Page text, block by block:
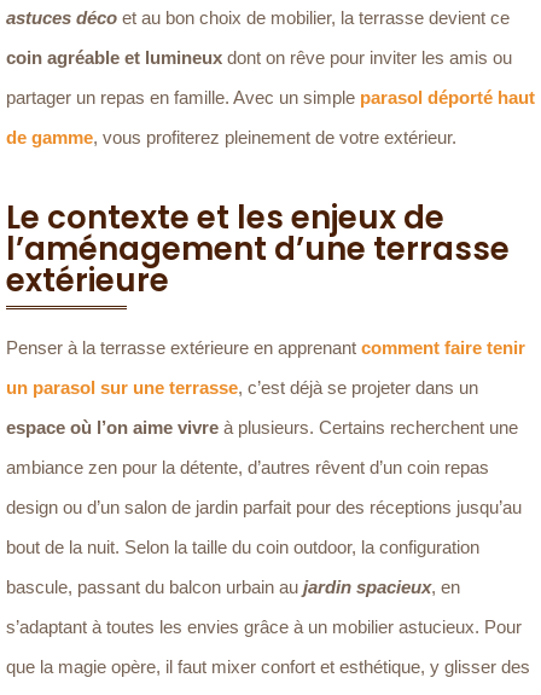
astuces déco et au bon choix de mobilier, la terrasse devient ce
coin agréable et lumineux dont on rêve pour inviter les amis ou
partager un repas en famille. Avec un simple parasol déporté haut
de gamme, vous profiterez pleinement de votre extérieur.
Le contexte et les enjeux de
l’aménagement d’une terrasse
extérieure
Penser à la terrasse extérieure en apprenant comment faire tenir
un parasol sur une terrasse, c’est déjà se projeter dans un
espace où l’on aime vivre à plusieurs. Certains recherchent une
ambiance zen pour la détente, d’autres rêvent d’un coin repas
design ou d’un salon de jardin parfait pour des réceptions jusqu’au
bout de la nuit. Selon la taille du coin outdoor, la configuration
bascule, passant du balcon urbain au jardin spacieux, en
s’adaptant à toutes les envies grâce à un mobilier astucieux. Pour
que la magie opère, il faut mixer confort et esthétique, y glisser des